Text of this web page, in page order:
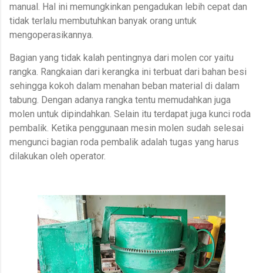
manual. Hal ini memungkinkan pengadukan lebih cepat dan
tidak terlalu membutuhkan banyak orang untuk
mengoperasikannya.
Bagian yang tidak kalah pentingnya dari molen cor yaitu
rangka. Rangkaian dari kerangka ini terbuat dari bahan besi
sehingga kokoh dalam menahan beban material di dalam
tabung. Dengan adanya rangka tentu memudahkan juga
molen untuk dipindahkan. Selain itu terdapat juga kunci roda
pembalik. Ketika penggunaan mesin molen sudah selesai
mengunci bagian roda pembalik adalah tugas yang harus
dilakukan oleh operator.